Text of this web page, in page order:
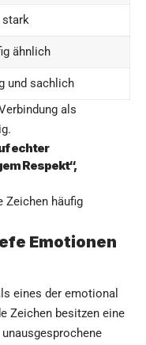
stark
ähnlich
und sachlich
als
echter
Respekt“,
Zeichen häufig
Emotionen
eines der emotional
Zeichen besitzen eine